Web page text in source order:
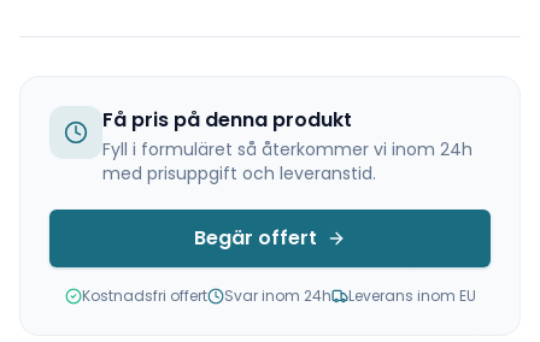
Få pris på denna produkt
Fyll i formuläret så återkommer vi inom 24h
med prisuppgift och leveranstid.
Begär offert
Kostnadsfri offert Svar inom 24h Leverans inom EU